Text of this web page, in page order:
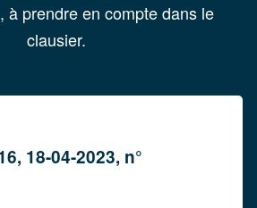
à prendre en compte dans le
clausier.
18-04-2023, n°